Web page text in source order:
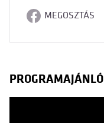
MEGOSZTÁS
PROGRAMAJÁNLÓ